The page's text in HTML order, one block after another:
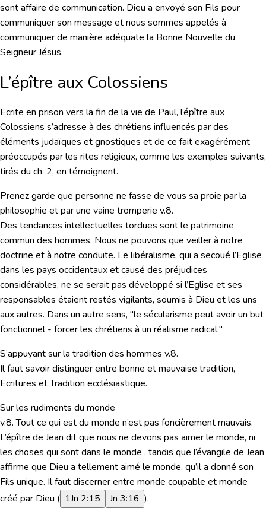
sont affaire de communication. Dieu a envoyé son Fils pour
communiquer son message et nous sommes appelés à
communiquer de manière adéquate la Bonne Nouvelle du
Seigneur Jésus.
L’épître aux Colossiens
Ecrite en prison vers la fin de la vie de Paul, l’épître aux
Colossiens s’adresse à des chrétiens influencés par des
éléments judaïques et gnostiques et de ce fait exagérément
préoccupés par les rites religieux, comme les exemples suivants,
tirés du ch. 2, en témoignent.
Prenez garde que personne ne fasse de vous sa proie par la
philosophie et par une vaine tromperie v.8.
Des tendances intellectuelles tordues sont le patrimoine
commun des hommes. Nous ne pouvons que veiller à notre
doctrine et à notre conduite. Le libéralisme, qui a secoué l’Eglise
dans les pays occidentaux et causé des préjudices
considérables, ne se serait pas développé si l’Eglise et ses
responsables étaient restés vigilants, soumis à Dieu et les uns
aux autres. Dans un autre sens, "le sécularisme peut avoir un but
fonctionnel - forcer les chrétiens à un réalisme radical."
S’appuyant sur la tradition des hommes v.8.
Il faut savoir distinguer entre bonne et mauvaise tradition,
Ecritures et Tradition ecclésiastique.
Sur les rudiments du monde
v.8. Tout ce qui est du monde n’est pas foncièrement mauvais.
L’épître de Jean dit que nous ne devons pas aimer le monde, ni
les choses qui sont dans le monde , tandis que l’évangile de Jean
affirme que Dieu a tellement aimé le monde, qu’il a donné son
Fils unique. Il faut discerner entre monde coupable et monde
créé par Dieu ( 1Jn 2:15 Jn 3:16 ).